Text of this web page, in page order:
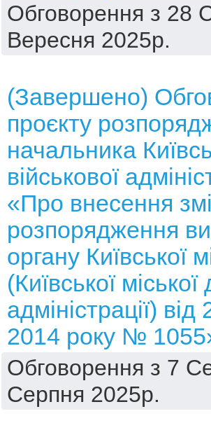
Обговорення з 28
Вересня 2025р.
(Завершено)
проєкту
начальника
військової
«Про внесення
розпорядження
органу Київської
(Київської
адміністрації)
2014 року №
Обговорення з 7
Серпня 2025р.